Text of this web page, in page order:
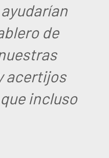
de
acertijos
incluso